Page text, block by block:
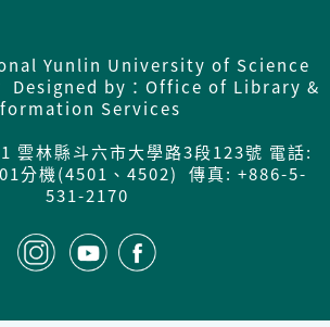
Yunlin University of Science
Designed by：Office of Library &
Services
雲林縣斗六市大學路3段123號 電話:
分機(4501、4502) 傳真: +886-5-
531-2170